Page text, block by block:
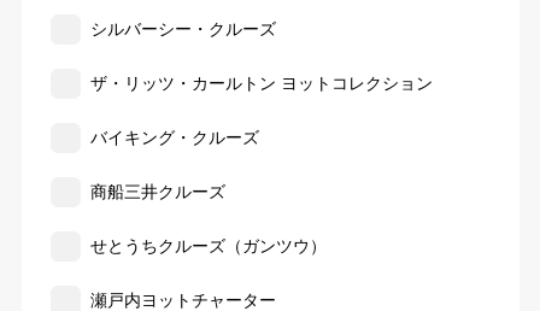
シルバーシー・クルーズ
ザ・リッツ・カールトン ヨットコレクション
バイキング・クルーズ
商船三井クルーズ
せとうちクルーズ（ガンツウ）
瀬戸内ヨットチャーター